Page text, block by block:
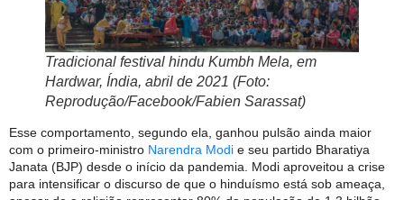
Tradicional festival hindu Kumbh Mela, em
Hardwar, Índia, abril de 2021 (Foto:
Reprodução/Facebook/Fabien Sarassat)
Esse comportamento, segundo ela, ganhou pulsão ainda maior
com o primeiro-ministro Narendra Modi e seu partido Bharatiya
Janata (BJP) desde o início da pandemia. Modi aproveitou a crise
para intensificar o discurso de que o hinduísmo está sob ameaça,